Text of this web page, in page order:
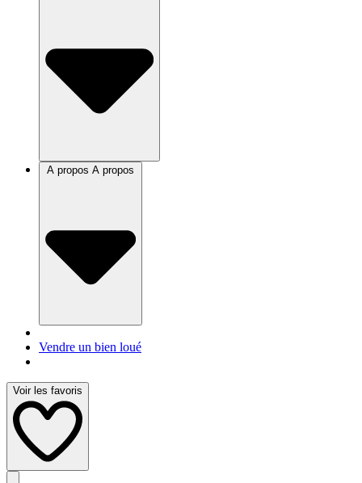
A propos
Vendre un bien loué
Voir les favoris